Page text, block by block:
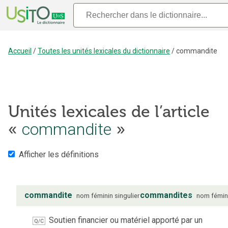
Accueil /Toutes les unités lexicales du dictionnaire /commandite
Unités lexicales de l’article
« commandite »
Afficher les définitions
commandite nom féminin singuliercommandites nom
Q/C
Soutien financier ou matériel apporté par un